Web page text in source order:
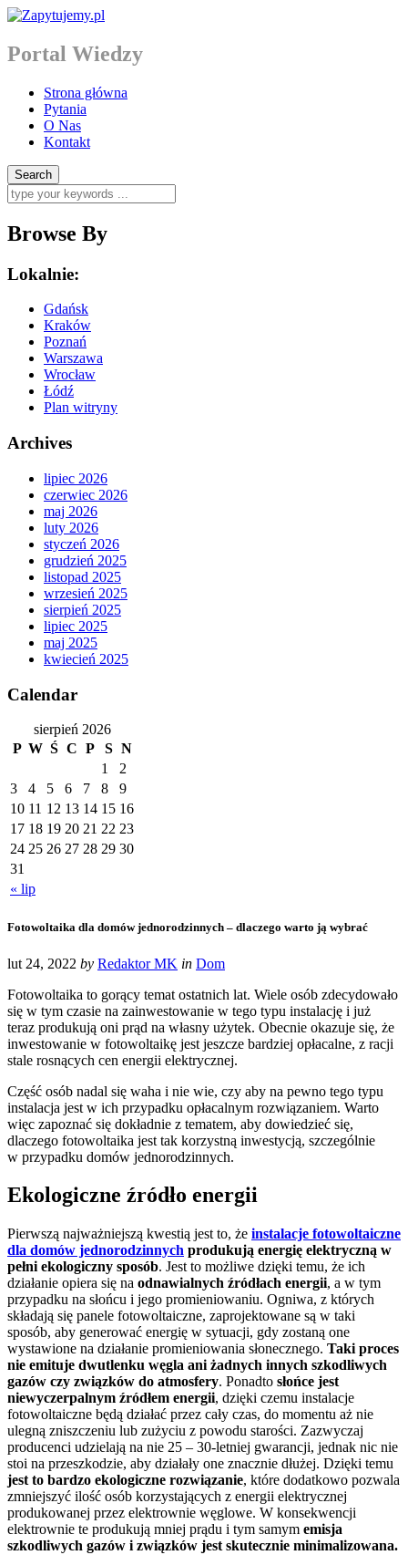
Portal Wiedzy
Strona główna
Pytania
O Nas
Kontakt
Browse By
Lokalnie:
Gdańsk
Kraków
Poznań
Warszawa
Wrocław
Łódź
Plan witryny
Archives
lipiec 2026
czerwiec 2026
maj 2026
luty 2026
styczeń 2026
grudzień 2025
listopad 2025
wrzesień 2025
sierpień 2025
lipiec 2025
maj 2025
kwiecień 2025
Calendar
sierpień 2026
P W Ś C P S N
« lip
1
2
3
4 5 6 7 8
9
10 11 12 13 14 15 16
17 18 19 20 21 22 23
24 25 26 27 28 29 30
31
Fotowoltaika dla domów jednorodzinnych – dlaczego warto ją wybrać
lut 24, 2022 by Redaktor MK in Dom
Fotowoltaika to gorący temat ostatnich lat. Wiele osób zdecydowało
się w tym czasie na zainwestowanie w tego typu instalację i już
teraz produkują oni prąd na własny użytek. Obecnie okazuje się, że
inwestowanie w fotowoltaikę jest jeszcze bardziej opłacalne, z racji
stale rosnących cen energii elektrycznej.
Część osób nadal się waha i nie wie, czy aby na pewno tego typu
instalacja jest w ich przypadku opłacalnym rozwiązaniem. Warto
więc zapoznać się dokładnie z tematem, aby dowiedzieć się,
dlaczego fotowoltaika jest tak korzystną inwestycją, szczególnie
w przypadku domów jednorodzinnych.
Ekologiczne źródło energii
Pierwszą najważniejszą kwestią jest to, że instalacje fotowoltaiczne
dla domów jednorodzinnych produkują energię elektryczną w
pełni ekologiczny sposób. Jest to możliwe dzięki temu, że ich
działanie opiera się na odnawialnych źródłach energii, a w tym
przypadku na słońcu i jego promieniowaniu. Ogniwa, z których
składają się panele fotowoltaiczne, zaprojektowane są w taki
sposób, aby generować energię w sytuacji, gdy zostaną one
wystawione na działanie promieniowania słonecznego. Taki proces
nie emituje dwutlenku węgla ani żadnych innych szkodliwych
gazów czy związków do atmosfery. Ponadto słońce jest
niewyczerpalnym źródłem energii, dzięki czemu instalacje
fotowoltaiczne będą działać przez cały czas, do momentu aż nie
ulegną zniszczeniu lub zużyciu z powodu starości. Zazwyczaj
producenci udzielają na nie 25 – 30-letniej gwarancji, jednak nic nie
stoi na przeszkodzie, aby działały one znacznie dłużej. Dzięki temu
jest to bardzo ekologiczne rozwiązanie, które dodatkowo pozwala
zmniejszyć ilość osób korzystających z energii elektrycznej
produkowanej przez elektrownie węglowe. W konsekwencji
elektrownie te produkują mniej prądu i tym samym emisja
szkodliwych gazów i związków jest skutecznie minimalizowana.